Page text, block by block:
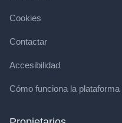
Cookies
Contactar
Accesibilidad
Cómo funciona la plataforma